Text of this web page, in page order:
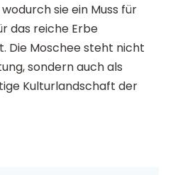
sie ein Muss für
das reiche Erbe
Die Moschee steht nicht
sondern auch als
Kulturlandschaft der